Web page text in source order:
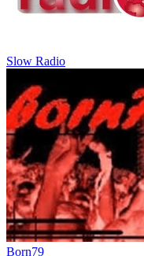
Slow Radio
Born79